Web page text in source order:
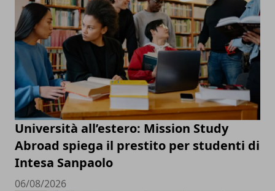
Università all’estero: Mission Study
Abroad spiega il prestito per studenti di
Intesa Sanpaolo
06/08/2026